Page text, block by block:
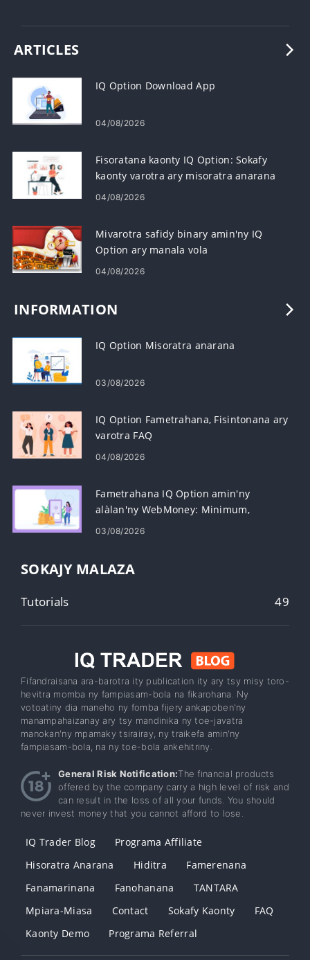
ARTICLES
IQ Option Download App
04/08/2026
Fisoratana kaonty IQ Option: Sokafy
kaonty varotra ary misoratra anarana
04/08/2026
Mivarotra safidy binary amin'ny IQ
Option ary manala vola
04/08/2026
INFORMATION
IQ Option Misoratra anarana
03/08/2026
IQ Option Fametrahana, Fisintonana ary
varotra FAQ
04/08/2026
Fametrahana IQ Option amin'ny
alàlan'ny WebMoney: Minimum,
dingana ary fotoana
03/08/2026
SOKAJY MALAZA
Tutorials 49
Fifandraisana ara-barotra ity publication ity ary tsy misy toro-
hevitra momba ny fampiasam-bola na fikarohana. Ny
votoatiny dia maneho ny fomba fijery ankapoben'ny
manampahaizanay ary tsy mandinika ny toe-javatra
manokan'ny mpamaky tsirairay, ny traikefa amin'ny
fampiasam-bola, na ny toe-bola ankehitriny.
General Risk Notification:The financial products
offered by the company carry a high level of risk and
can result in the loss of all your funds. You should
never invest money that you cannot afford to lose.
IQ Trader Blog
Programa Affiliate
Hisoratra Anarana
Hiditra
Famerenana
Fanamarinana
Fanohanana
TANTARA
Mpiara-Miasa
Contact Sokafy Kaonty
FAQ
Kaonty Demo
Programa Referral